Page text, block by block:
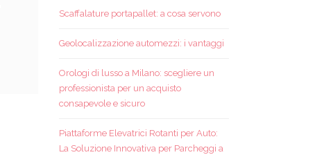
Scaffalature portapallet: a cosa servono
Geolocalizzazione automezzi: i vantaggi
Orologi di lusso a Milano: scegliere un
professionista per un acquisto
consapevole e sicuro
Piattaforme Elevatrici Rotanti per Auto:
La Soluzione Innovativa per Parcheggi a